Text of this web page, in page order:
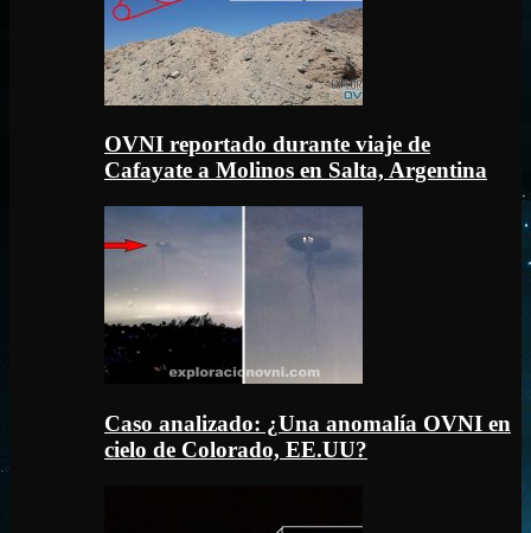
OVNI reportado durante viaje de
Cafayate a Molinos en Salta, Argentina
Caso analizado: ¿Una anomalía OVNI en
cielo de Colorado, EE.UU?